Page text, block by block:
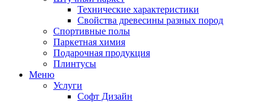
Технические характеристики
Свойства древесины разных пород
Спортивные полы
Паркетная химия
Подарочная продукция
Плинтусы
Меню
Услуги
Софт Дизайн